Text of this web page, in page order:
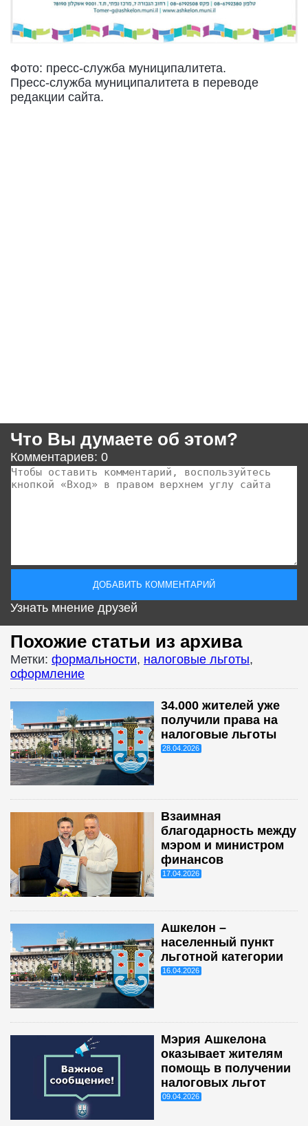
Фото: пресс-служба муниципалитета.
Пресс-служба муниципалитета в переводе
редакции сайта.
Что Вы думаете об этом?
Комментариев: 0
Узнать мнение друзей
Похожие статьи из архива
Метки: формальности, налоговые льготы,
оформление
34.000 жителей уже
получили права на
налоговые льготы
28.04.2026
Взаимная
благодарность между
мэром и министром
финансов
17.04.2026
Ашкелон –
населенный пункт
льготной категории
16.04.2026
Мэрия Ашкелона
оказывает жителям
помощь в получении
налоговых льгот
09.04.2026